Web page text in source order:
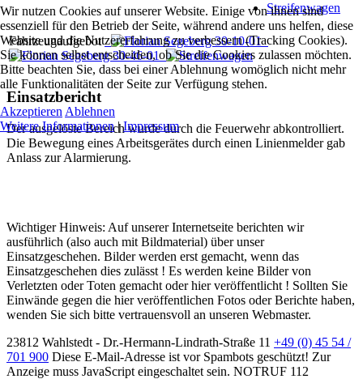
Streifenwagen
Fahrzeugaufgebot
Einsatzbericht
Der ausgelöste Bereich wurde durch die Feuerwehr abkontrolliert.
Die Bewegung eines Arbeitsgerätes durch einen Linienmelder gab
Anlass zur Alarmierung.
Wichtiger Hinweis: Auf unserer Internetseite berichten wir
ausführlich (also auch mit Bildmaterial) über unser
Einsatzgeschehen. Bilder werden erst gemacht, wenn das
Einsatzgeschehen dies zulässt ! Es werden keine Bilder von
Verletzten oder Toten gemacht oder hier veröffentlicht ! Sollten Sie
Einwände gegen die hier veröffentlichen Fotos oder Berichte haben,
wenden Sie sich bitte vertrauensvoll an unseren Webmaster.
23812 Wahlstedt - Dr.-Hermann-Lindrath-Straße 11 +49 (0) 45 54 /
701 900 Diese E-Mail-Adresse ist vor Spambots geschützt! Zur
Anzeige muss JavaScript eingeschaltet sein. NOTRUF 112
Wir nutzen Cookies auf unserer Website. Einige von ihnen sind
essenziell für den Betrieb der Seite, während andere uns helfen, diese
Website und die Nutzererfahrung zu verbessern (Tracking Cookies).
Sie können selbst entscheiden, ob Sie die Cookies zulassen möchten.
Bitte beachten Sie, dass bei einer Ablehnung womöglich nicht mehr
alle Funktionalitäten der Seite zur Verfügung stehen.
Akzeptieren Ablehnen
Weitere Informationen|Impressum